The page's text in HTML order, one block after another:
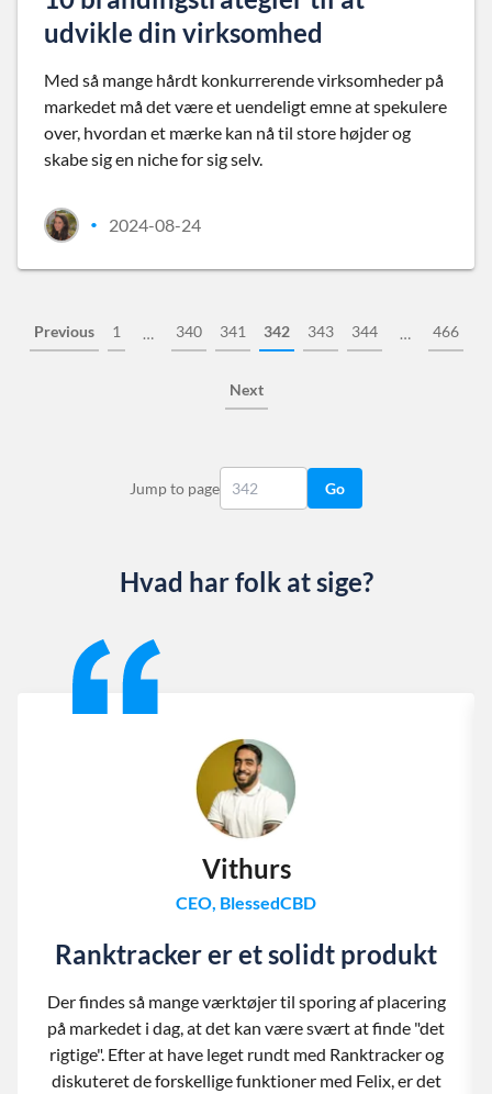
udvikle din virksomhed
Med så mange hårdt konkurrerende virksomheder på
markedet må det være et uendeligt emne at spekulere
over, hvordan et mærke kan nå til store højder og
skabe sig en niche for sig selv.
• 2024-08-24
Previous 1 … 340 341 342 343 344 … 466
Next
Jump to page Go
Hvad har folk at sige?
Vithurs
CEO, BlessedCBD
Ranktracker er et solidt produkt
Der findes så mange værktøjer til sporing af placering
på markedet i dag, at det kan være svært at finde "det
rigtige". Efter at have leget rundt med Ranktracker og
diskuteret de forskellige funktioner med Felix, er det